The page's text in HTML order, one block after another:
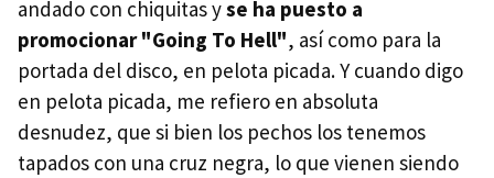
andado con chiquitas yse ha puesto a
promocionar "Going To Hell", así como para la
portada del disco, en pelota picada. Y cuando digo
en pelota picada, me refiero en absoluta
desnudez, que si bien los pechos los tenemos
tapados con una cruz negra, lo que vienen siendo